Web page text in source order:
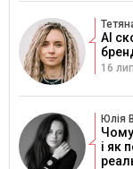
AI
16
Юлія
і як